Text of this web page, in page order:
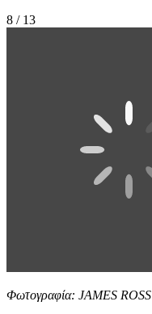
8 / 13
Φωτογραφία: JAMES ROSS